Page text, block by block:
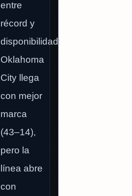
entre
récord y
disponibilidad:
Oklahoma
City llega
con mejor
marca
(43–14),
pero la
línea abre
con